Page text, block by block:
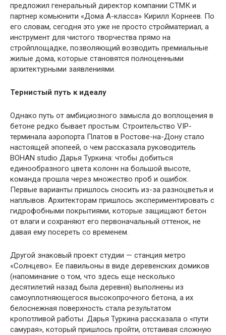
предложил генеральный директор компании СТМК и
партнер комьюнити «Дома А-класса» Кирилл Корнеев. По
его словам, сегодня это уже не просто стройматериал, а
инструмент для чистого творчества прямо на
стройплощадке, позволяющий возводить премиальные
жилые дома, которые становятся полноценными
архитектурными заявлениями.
Тернистый путь к идеалу
Однако путь от амбициозного замысла до воплощения в
бетоне редко бывает простым. Строительство VIP-
терминала аэропорта Платов в Ростове-на-Дону стало
настоящей эпопеей, о чем рассказала руководитель
BOHAN studio Дарья Туркина: чтобы добиться
единообразного цвета колонн на большой высоте,
команда прошла через множество проб и ошибок.
Первые варианты пришлось сносить из-за разноцветья и
наплывов. Архитекторам пришлось экспериментировать с
гидрофобными покрытиями, которые защищают бетон
от влаги и сохраняют его первоначальный оттенок, не
давая ему посереть со временем.
Другой знаковый проект студии — станция метро
«Солнцево». Ее павильоны в виде деревенских домиков
(напоминание о том, что здесь еще несколько
десятилетий назад была деревня) выполнены из
самоуплотняющегося высокопрочного бетона, а их
белоснежная поверхность стала результатом
кропотливой работы. Дарья Туркина рассказала о «пути
самурая», который пришлось пройти, отстаивая сложную